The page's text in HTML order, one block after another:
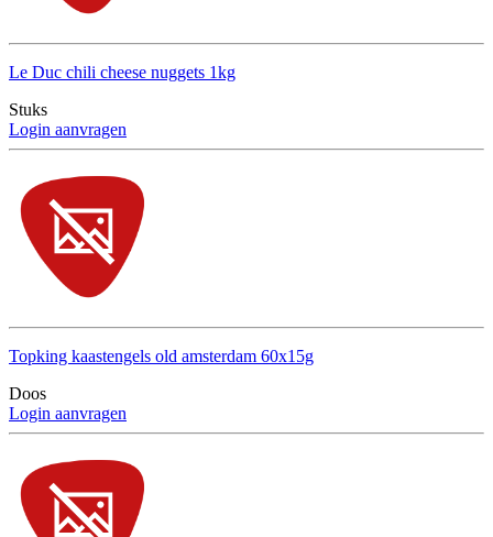
Le Duc chili cheese nuggets 1kg
Stuks
Login aanvragen
Topking kaastengels old amsterdam 60x15g
Doos
Login aanvragen